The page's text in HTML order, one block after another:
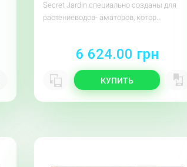
Secret Jardin специально созданы для
растениеводов- аматоров, котор..
6 624.00 грн
КУПИТЬ